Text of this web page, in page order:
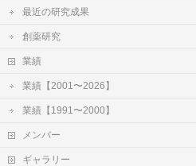
最近の研究成果
創薬研究
業績
業績【2001〜2026】
業績【1991〜2000】
メンバー
ギャラリー